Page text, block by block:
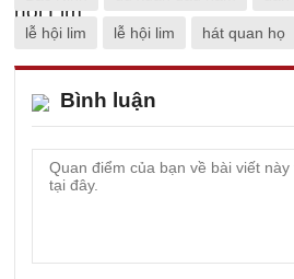
lễ hội lim lễ hội lim hát quan họ
Bình luận